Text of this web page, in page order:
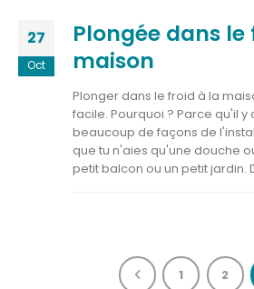
27
Oct
Plongée dans
maison
Plonger dans le froid à la
facile. Pourquoi ? Parce qu'il
beaucoup de façons de
que tu n'aies qu'une douche
petit balcon ou un petit jardin.
1 2